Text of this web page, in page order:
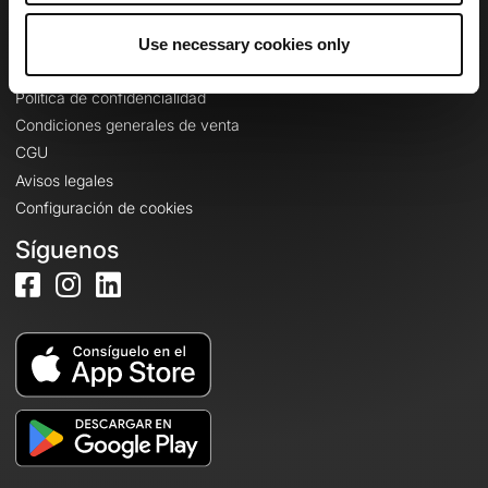
Use necessary cookies only
Política de confidencialidad
Condiciones generales de venta
CGU
Avisos legales
Configuración de cookies
Síguenos